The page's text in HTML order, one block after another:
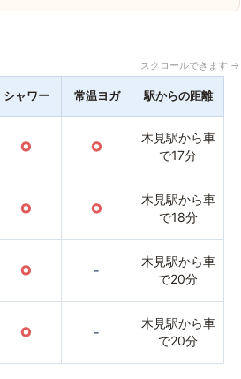
スクロールできます →
シャワー 常温ヨガ 駅からの距離
○ ○
木見駅から車
で17分
○ ○
木見駅から車
で18分
○ -
木見駅から車
で20分
○ -
木見駅から車
で20分